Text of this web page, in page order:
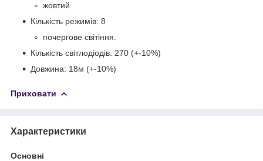
жовтий
Кількість режимів: 8
почергове світіння.
Кількість світлодіодів: 270 (+-10%)
Довжина: 18м (+-10%)
Приховати
Характеристики
Основні